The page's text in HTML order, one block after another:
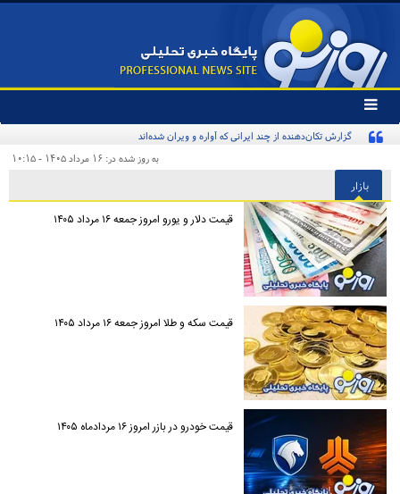
تغییر
وضعیت
منوی
ها
گزارش تکان‌دهنده از چند ایرانی که آواره و ویران شده‌اند
به روز شده در: ۱۶ مرداد ۱۴۰۵ - ۱۰:۱۵
بازار
قیمت دلار و یورو امروز جمعه ۱۶ مرداد ۱۴۰۵
قیمت سکه و طلا امروز جمعه ۱۶ مرداد ۱۴۰۵
قیمت خودرو در بازر امروز ۱۶ مردادماه ۱۴۰۵